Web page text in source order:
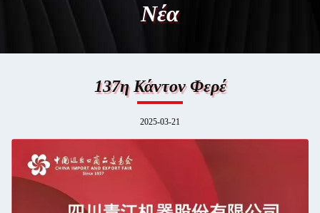
Νέα
137η Κάντον Φερέ
2025-03-21